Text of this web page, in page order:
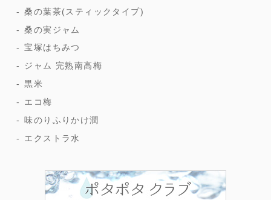
桑の葉茶(スティックタイプ)
桑の実ジャム
宝塚はちみつ
ジャム 完熟南高梅
黒米
エコ梅
味のりふりかけ潤
エクストラ水